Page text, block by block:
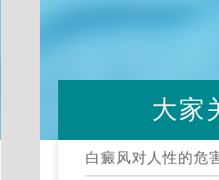
大家
白癜风对人性的危